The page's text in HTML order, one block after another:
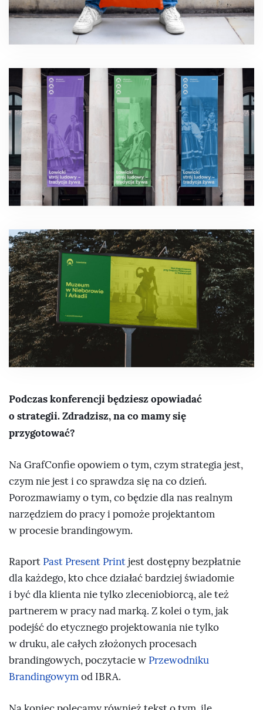
Podczas konferencji będziesz opowiadać
o strategii. Zdradzisz, na co mamy się
przygotować?
Na GrafConfie opowiem o tym, czym strategia jest,
czym nie jest i co sprawdza się na co dzień.
Porozmawiamy o tym, co będzie dla nas realnym
narzędziem do pracy i pomoże projektantom
w procesie brandingowym.
Raport Past Present Printjest dostępny bezpłatnie
dla każdego, kto chce działać bardziej świadomie
i być dla klienta nie tylko zleceniobiorcą, ale też
partnerem w pracy nad marką. Z kolei o tym, jak
podejść do etycznego projektowania nie tylko
w druku, ale całych złożonych procesach
brandingowych, poczytacie w Przewodniku
Brandingowymod IBRA.